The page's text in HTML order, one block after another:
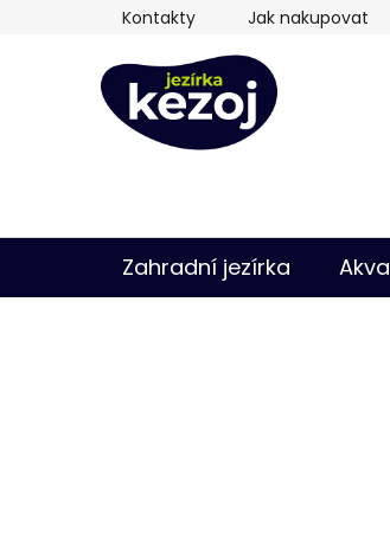
Kontakty Jak nakupovat
Zahradní jezírka